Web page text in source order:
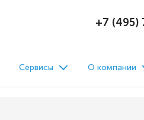
+7 (495)
Сервисы О компании